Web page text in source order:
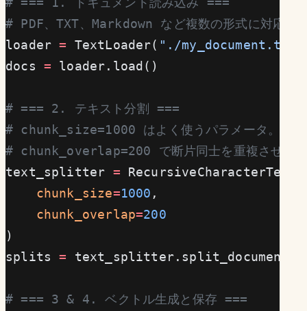
# PDF、TXT、Markdown など複数の形式に対応
loader = TextLoader( "./my_document.txt"
docs = loader.load()
# === 2. テキスト分割 ===
# chunk_size=1000 はよく使うパラメータ。各
# chunk_overlap=200 で断片同士を重複させ、情
text_splitter =
    chunk_size
=1000 ,
    chunk_overlap
=200
)
splits =
# === 3 & 4. ベクトル生成と保存 ===